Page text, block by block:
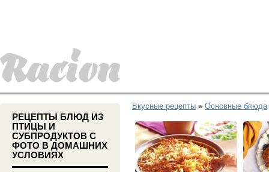
Вкусные рецепты » Основные блюда
РЕЦЕПТЫ БЛЮД ИЗ
ПТИЦЫ И
СУБПРОДУКТОВ С
ФОТО В ДОМАШНИХ
УСЛОВИЯХ